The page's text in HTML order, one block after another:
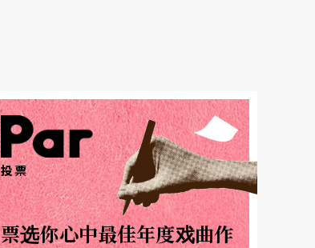
投票
票选你心中最佳年度戏曲作